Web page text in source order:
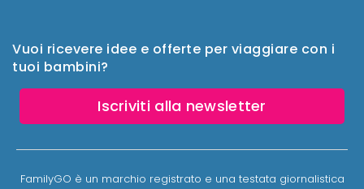
Vuoi ricevere idee e offerte per viaggiare con i
tuoi bambini?
Iscriviti alla newsletter
FamilyGO è un marchio registrato e una testata giornalistica